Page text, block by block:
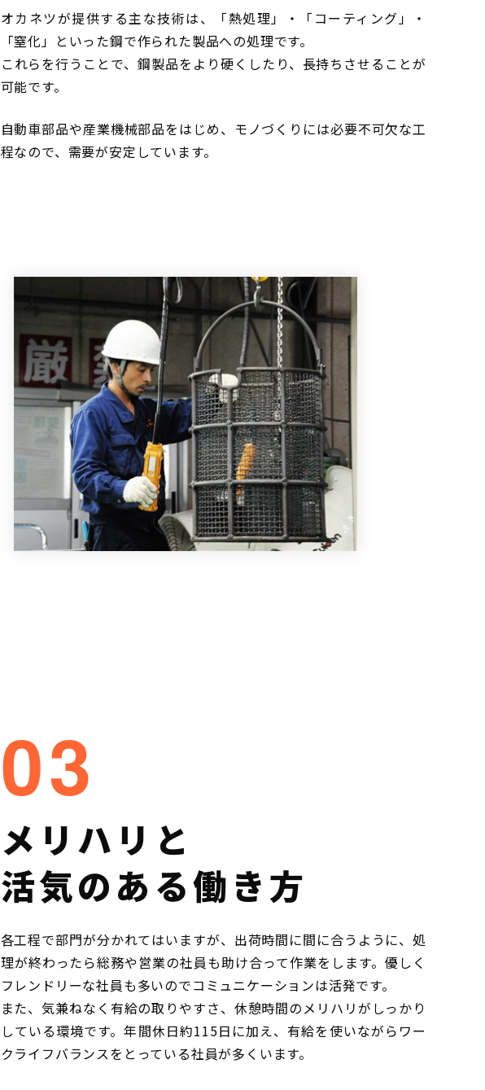
オカネツが提供する主な技術は、「熱処理」・「コーティング」・
「窒化」といった鋼で作られた製品への処理です。
これらを行うことで、鋼製品をより硬くしたり、長持ちさせることが
可能です。
自動車部品や産業機械部品をはじめ、モノづくりには必要不可欠な工
程なので、需要が安定しています。
03
メリハリと
活気のある働き方
各工程で部門が分かれてはいますが、出荷時間に間に合うように、処
理が終わったら総務や営業の社員も助け合って作業をします。優しく
フレンドリーな社員も多いのでコミュニケーションは活発です。
また、気兼ねなく有給の取りやすさ、休憩時間のメリハリがしっかり
している環境です。年間休日約115日に加え、有給を使いながらワー
クライフバランスをとっている社員が多くいます。